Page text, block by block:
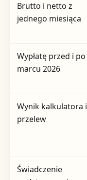
Brutto i netto z
jednego miesiąca
Wypłatę przed i po
marcu 2026
Wynik kalkulatora i
przelew
Świadczenie